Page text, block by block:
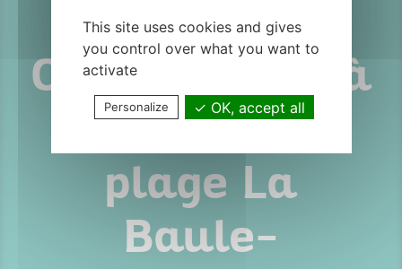
(44500) –
Cabinet situé à
1,5 km de la
plage La
Baule-
This site uses cookies and gives
you control over what you want to
activate
Personalize OK, accept all